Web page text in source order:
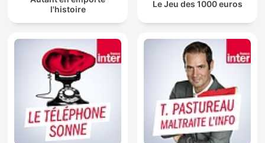
l'histoire
Le Jeu des 1000 euros